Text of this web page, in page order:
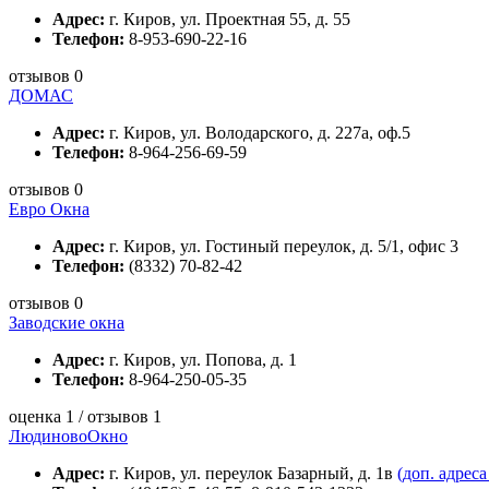
Адрес: г. Киров, ул. Проектная 55, д. 55
Телефон: 8-953-690-22-16
отзывов 0
ДОМАС
Адрес: г. Киров, ул. Володарского, д. 227а, оф.5
Телефон: 8-964-256-69-59
отзывов 0
Евро Окна
Адрес: г. Киров, ул. Гостиный переулок, д. 5/1, офис 3
Телефон: (8332) 70-82-42
отзывов 0
Заводские окна
Адрес: г. Киров, ул. Попова, д. 1
Телефон: 8-964-250-05-35
оценка 1 / отзывов 1
ЛюдиновоОкно
Адрес: г. Киров, ул. переулок Базарный, д. 1в (доп.